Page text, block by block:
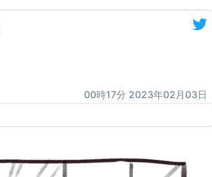
00時17分 2023年02月03日